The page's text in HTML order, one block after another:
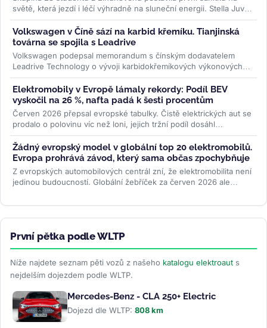
světě, která jezdí i léčí výhradně na sluneční energii. Stella Juva
má...>>
Volkswagen v Číně sází na karbid křemíku. Tianjinská
továrna se spojila s Leadrive
Volkswagen podepsal memorandum s čínským dodavatelem
Leadrive Technology o vývoji karbidokřemíkových výkonových
modulů pro elektromobily....>>
Elektromobily v Evropě lámaly rekordy: Podíl BEV
vyskočil na 26 %, nafta padá k šesti procentům
Červen 2026 přepsal evropské tabulky. Čistě elektrických aut se
prodalo o polovinu víc než loni, jejich tržní podíl dosáhl
rekordních 26...>>
Žádný evropský model v globální top 20 elektromobilů.
Evropa prohrává závod, který sama občas zpochybňuje
Z evropských automobilových centrál zní, že elektromobilita není
jedinou budoucností. Globální žebříček za červen 2026 ale
První pětka podle WLTP
Níže najdete seznam pěti vozů z našeho katalogu elektroaut s
nejdelším dojezdem podle WLTP.
Mercedes-Benz - CLA 250+ Electric
Dojezd dle WLTP: 808 km